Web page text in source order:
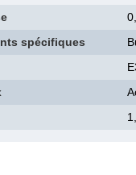
spécifiques